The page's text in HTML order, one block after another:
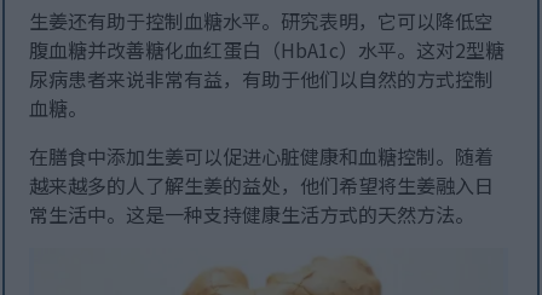
生姜还有助于控制血糖水平。研究表明，它可以降低空
腹血糖并改善糖化血红蛋白（HbA1c）水平。这对2型糖
尿病患者来说非常有益，有助于他们以自然的方式控制
血糖。
在膳食中添加生姜可以促进心脏健康和血糖控制。随着
越来越多的人了解生姜的益处，他们希望将生姜融入日
常生活中。这是一种支持健康生活方式的天然方法。